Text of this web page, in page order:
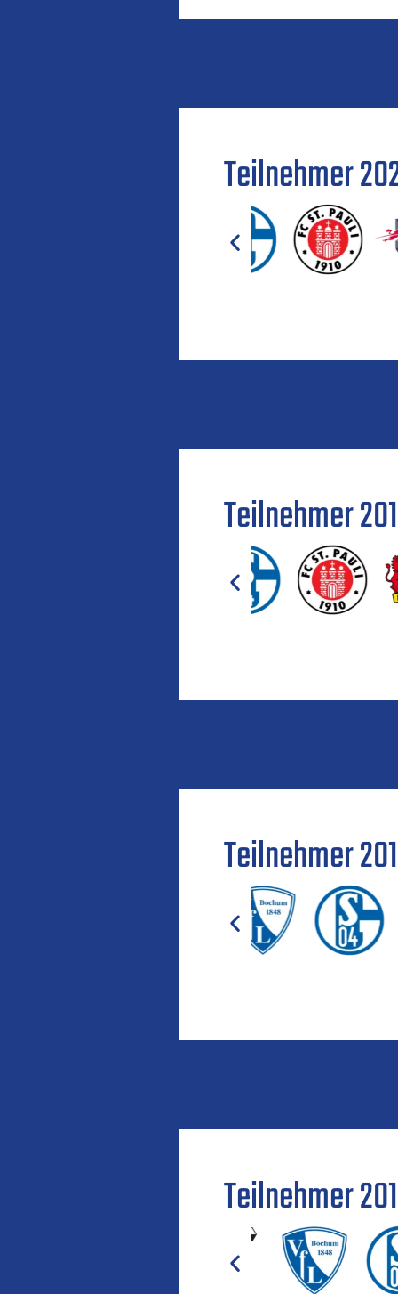
Teilnehmer
Teilnehmer
Teilnehmer
Teilnehmer